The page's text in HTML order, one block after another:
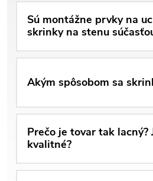
Sú montážne prvky na
skrinky na stenu
Akým spôsobom sa
Prečo je tovar tak lacný?
kvalitné?